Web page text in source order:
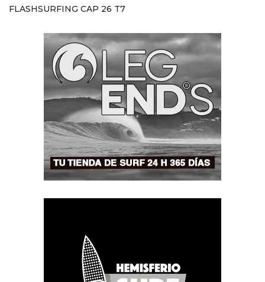
FLASHSURFING CAP 26 T7